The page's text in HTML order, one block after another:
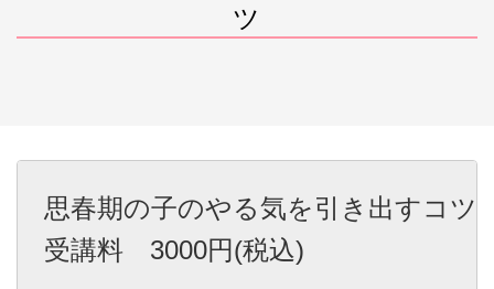
ツ
思春期の子のやる気を引き出すコツ
受講料　3000円(税込)